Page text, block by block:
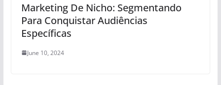
Marketing De Nicho: Segmentando
Para Conquistar Audiências
Específicas
June 10, 2024